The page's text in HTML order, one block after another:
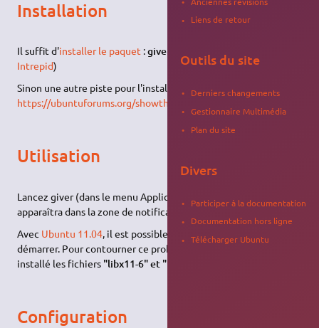
Installation
Il suffit d'installer le paquet :giver
Intrepid)
Sinon une autre piste pour l'installer (non testée) :
https://ubuntuforums.org/showthread.php?t=494198
Utilisation
Lancez giver (dans le menu Applications > Internet), une icône
apparaîtra dans la zone de notification du tableau de bord.
Avec Ubuntu 11.04 , il est possible que le programme refuse de
démarrer. Pour contourner ce problème, assurez-vous d'avoir
installé les fichiers "libx11-6" et "libx11-dev
Configuration
Liens de retour
Outils du site
Derniers changements
Gestionnaire Multimédia
Plan du site
Divers
Participer à la documentation
Documentation hors ligne
Télécharger Ubuntu